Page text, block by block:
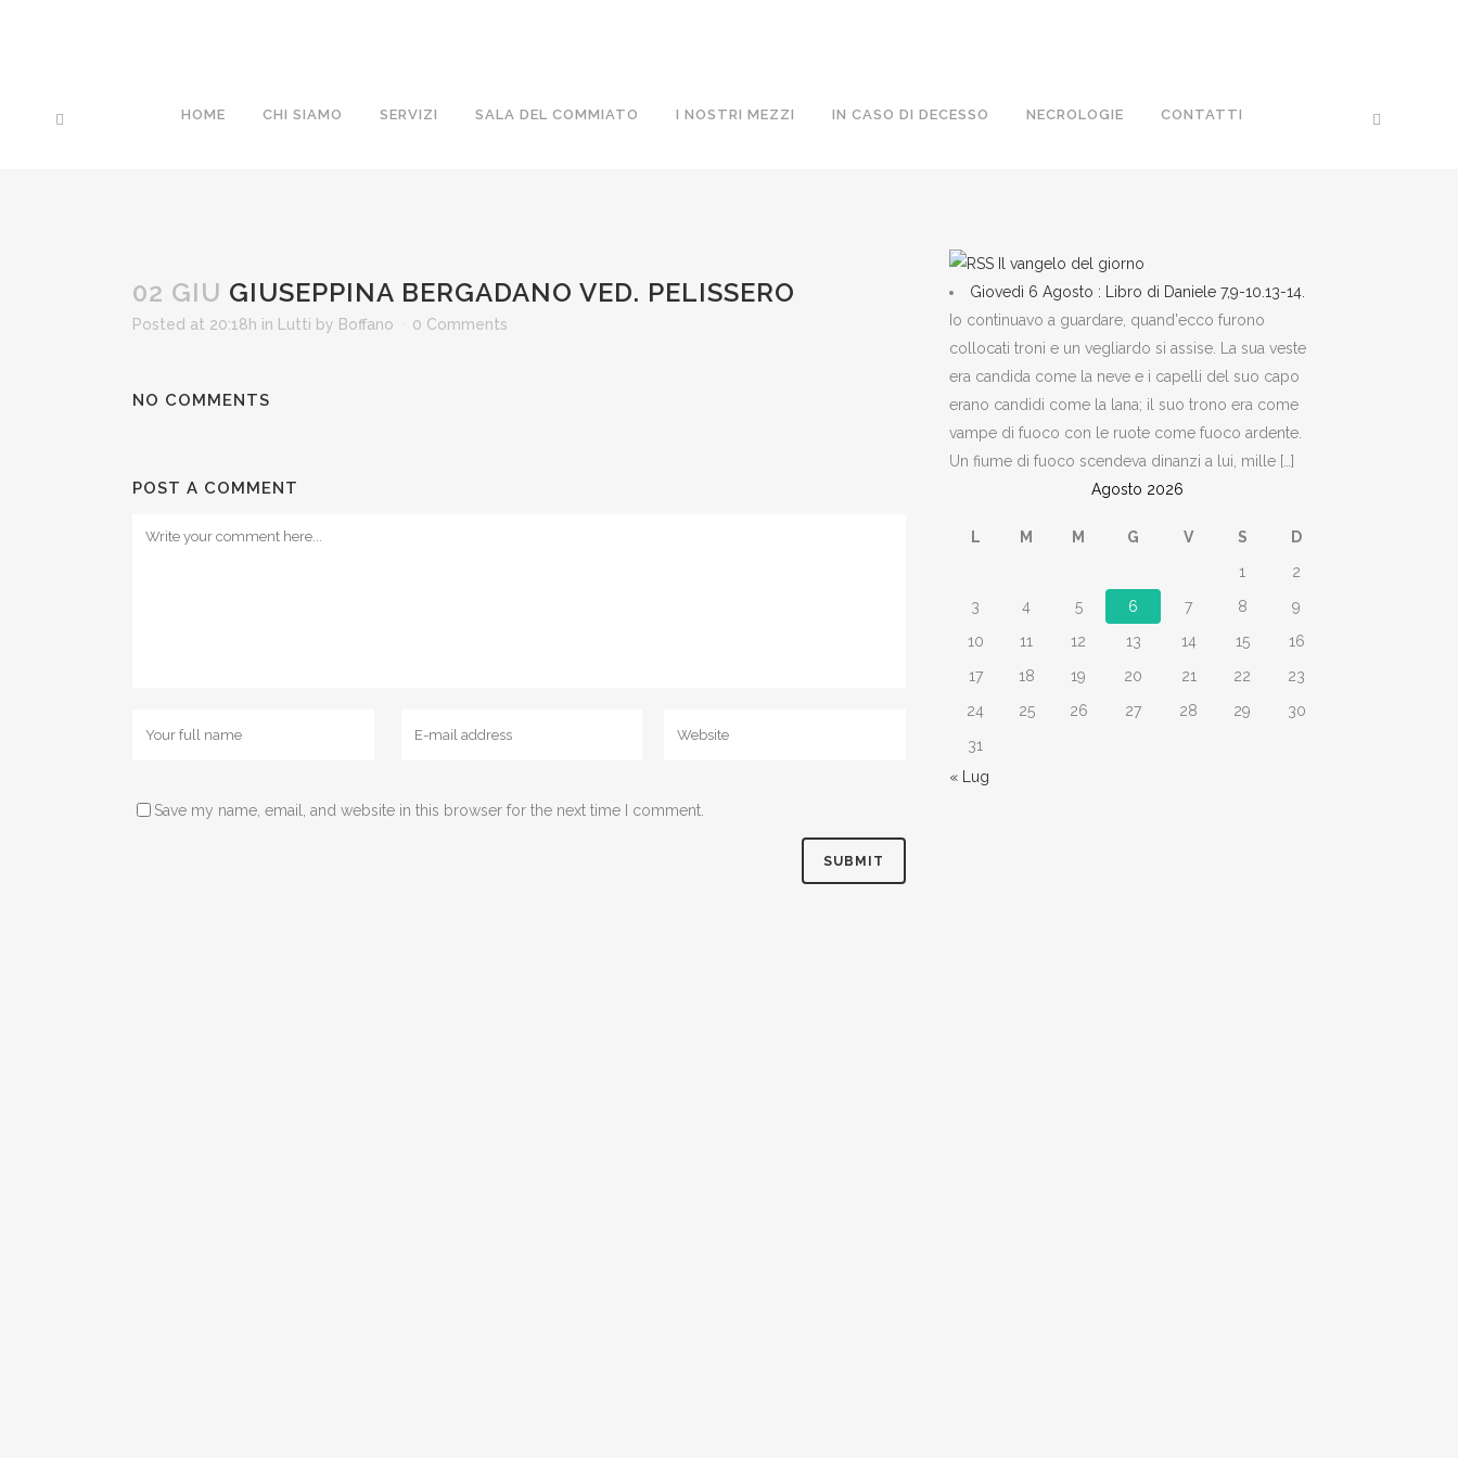
HOME CHI SIAMO SERVIZI SALA DEL COMMIATO I NOSTRI MEZZI IN CASO DI DECESSO NECROLOGIE CONTATTI
02 GIU GIUSEPPINA BERGADANO VED. PELISSERO
Posted at 20:18h in Lutti by Boffano 0 Comments
NO COMMENTS
POST A COMMENT
Save my name, email, and website in this browser for the next time I comment.
Il vangelo del giorno
Giovedì 6 Agosto : Libro di Daniele 7,9-10.13-14.
Io continuavo a guardare, quand'ecco furono
collocati troni e un vegliardo si assise. La sua veste
era candida come la neve e i capelli del suo capo
erano candidi come la lana; il suo trono era come
vampe di fuoco con le ruote come fuoco ardente.
Un fiume di fuoco scendeva dinanzi a lui, mille […]
Agosto 2026
L M M G V S
D
1
2
3
4 5 6 7 8
9
10
11 12 13 14 15
16
17
18 19 20 21 22
23
24
25 26 27 28 29
30
31
« Lug